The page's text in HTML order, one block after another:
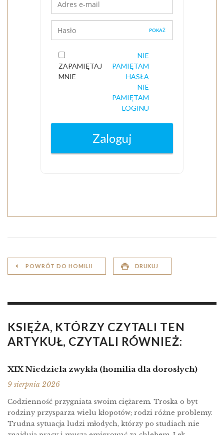
POWRÓT DO HOMILII DRUKUJ
KSIĘŻA, KTÓRZY CZYTALI TEN
ARTYKUŁ, CZYTALI RÓWNIEŻ:
XIX Niedziela zwykła (homilia dla dorosłych)
9 sierpnia 2026
Codzienność przygniata swoim ciężarem. Troska o byt
rodziny przysparza wielu kłopotów; rodzi różne problemy.
Trudna sytuacja ludzi młodych, którzy po studiach nie